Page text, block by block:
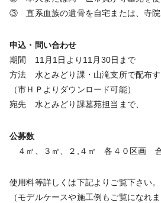
③ 直系血族の遺骨を自宅または、寺院
申込・問い合わせ
期間 11月1日より11月30日まで
方法 水とみどり課・山滝支所で配布
（市ＨＰよりダウンロード可能）
宛先 水とみどり課墓苑担当まで、
公募数
４㎡、３㎡、２,４㎡ 各４０区画
使用料等詳しくは下記よりご覧下さい。
（モデルケースや施工例もご覧になれま